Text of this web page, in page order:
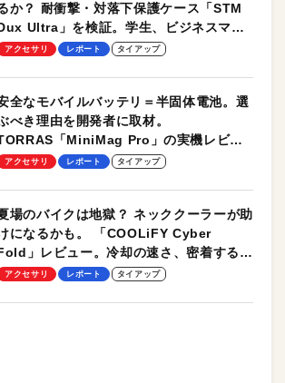
か？ 耐衝撃・対落下保護ケース「STM
Ultra」を検証。学生、ビジネスマン
モバイルユースに最適！
アクセサリ レポート タイアップ
全なモバイルバッテリ＝半固体電池。選
べき理由を開発者に取材。
「MiniMag Pro」の実機レビュ
も
アクセサリ レポート タイアップ
場のバイクは地獄？ ネッククーラーが助
になるかも。 「COOLiFY Cyber
」レビュー。冷却の速さ、密着する冷
プレート、シンプルな操作性がグッド！
アクセサリ レポート タイアップ